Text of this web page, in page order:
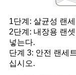
1단계: 살균성 랜
2단계: 내장용 랜
넣는다.
단계 3: 안전 랜세
십시오.